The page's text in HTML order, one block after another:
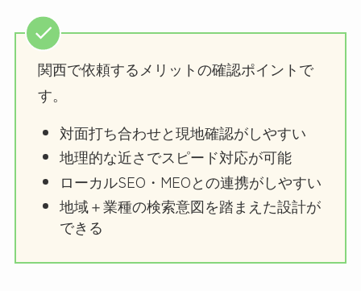
関西で依頼するメリットの確認ポイントで
す。
対面打ち合わせと現地確認がしやすい
地理的な近さでスピード対応が可能
ローカルSEO・MEOとの連携がしやすい
地域＋業種の検索意図を踏まえた設計が
できる